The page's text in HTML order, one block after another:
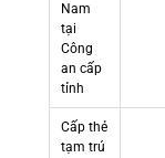
Nam
tại
Công
an cấp
tỉnh
Cấp thẻ
tạm trú